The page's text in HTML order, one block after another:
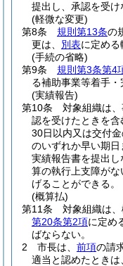
提出し、承認を受け
(軽微な変更)
第8条
規則第13条の
更は、 別表に定める
(手続の省略)
第9条
規則第3条第4
る補助事業等着手・
(実績報告)
第10条
対象組織は
認を受けたときを含
30日以内又は交付
のいずれか早い期
実績報告書を提出し
算の執行上支障が
げることができる。
(概算払)
第11条
対象組織は、
第20条第2項に定め
ばならない。
2
市長は、 前項の請
適当と認めたときは